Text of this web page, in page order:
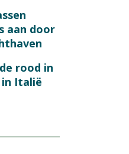
aan door
rood in
Italië